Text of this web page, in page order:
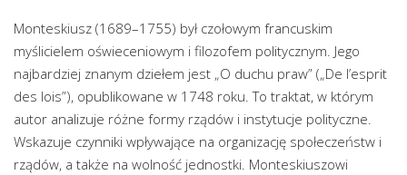
Monteskiusz (1689–1755) był czołowym francuskim
myślicielem oświeceniowym i filozofem politycznym. Jego
najbardziej znanym dziełem jest „O duchu praw” („De l’esprit
des lois”), opublikowane w 1748 roku. To traktat, w którym
autor analizuje różne formy rządów i instytucje polityczne.
Wskazuje czynniki wpływające na organizację społeczeństw i
rządów, a także na wolność jednostki. Monteskiuszowi